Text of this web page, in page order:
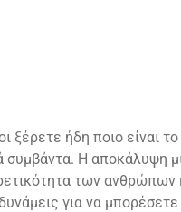
ήδη ποιο είναι
συμβάντα. Η αποκάλυψη
των
για να